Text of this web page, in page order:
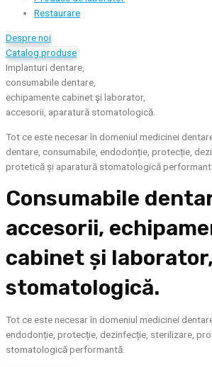
Restaurare
Despre noi
Catalog produse
Implanturi dentare,
consumabile dentare,
echipamente cabinet și laborator,
accesorii, aparatură stomatologică.
Tot ce este necesar în domeniul medicinei
dentare, consumabile, endodonție, protecție,
protetică și aparatură stomatologică
Consumabile
accesorii,
cabinet și
stomatologică.
Tot ce este necesar în domeniul medicinei
endodonție, protecție, dezinfecție, sterilizare,
stomatologică performantă.